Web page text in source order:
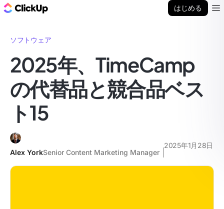
はじめる
ソフトウェア
2025年、TimeCamp
の代替品と競合品ベス
ト15
Alex YorkSenior Content Marketing Manager
2025年1月28日